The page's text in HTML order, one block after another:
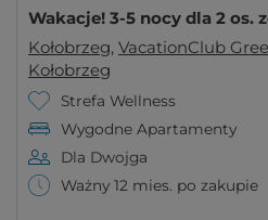
Wakacje! 3-5 nocy dla 2 os.
Kołobrzeg, VacationClub
Kołobrzeg
Strefa Wellness
Wygodne Apartamenty
Dla Dwojga
Ważny 12 mies. po zakupie